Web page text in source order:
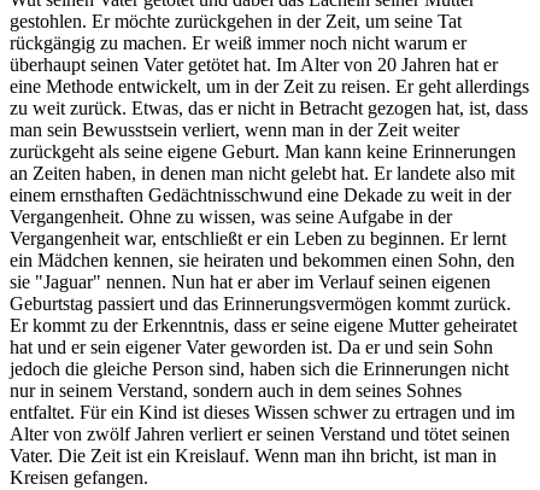
gestohlen. Er möchte zurückgehen in der Zeit, um seine Tat
rückgängig zu machen. Er weiß immer noch nicht warum er
überhaupt seinen Vater getötet hat. Im Alter von 20 Jahren hat er
eine Methode entwickelt, um in der Zeit zu reisen. Er geht allerdings
zu weit zurück. Etwas, das er nicht in Betracht gezogen hat, ist, dass
man sein Bewusstsein verliert, wenn man in der Zeit weiter
zurückgeht als seine eigene Geburt. Man kann keine Erinnerungen
an Zeiten haben, in denen man nicht gelebt hat. Er landete also mit
einem ernsthaften Gedächtnisschwund eine Dekade zu weit in der
Vergangenheit. Ohne zu wissen, was seine Aufgabe in der
Vergangenheit war, entschließt er ein Leben zu beginnen. Er lernt
ein Mädchen kennen, sie heiraten und bekommen einen Sohn, den
sie "Jaguar" nennen. Nun hat er aber im Verlauf seinen eigenen
Geburtstag passiert und das Erinnerungsvermögen kommt zurück.
Er kommt zu der Erkenntnis, dass er seine eigene Mutter geheiratet
hat und er sein eigener Vater geworden ist. Da er und sein Sohn
jedoch die gleiche Person sind, haben sich die Erinnerungen nicht
nur in seinem Verstand, sondern auch in dem seines Sohnes
entfaltet. Für ein Kind ist dieses Wissen schwer zu ertragen und im
Alter von zwölf Jahren verliert er seinen Verstand und tötet seinen
Vater. Die Zeit ist ein Kreislauf. Wenn man ihn bricht, ist man in
Kreisen gefangen.